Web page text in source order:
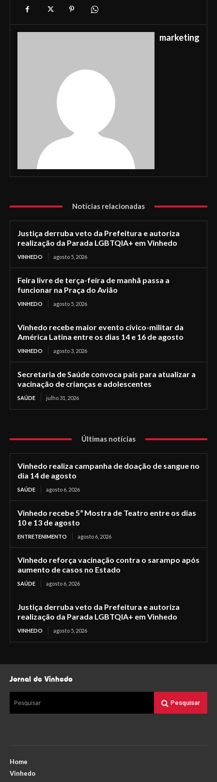
marketing
Notícias relacionadas
Justiça derruba veto da Prefeitura e autoriza
realização da Parada LGBTQIA+ em Vinhedo
VINHEDO agosto 5, 2026
Feira livre de terça-feira de manhã passa a
funcionar na Praça do Avião
VINHEDO agosto 5, 2026
Vinhedo recebe maior evento cívico-militar da
América Latina entre os dias 14 e 16 de agosto
VINHEDO agosto 3, 2026
Secretaria de Saúde convoca pais para atualizar a
vacinação de crianças e adolescentes
SAÚDE julho 31, 2026
Últimas notícias
Vinhedo realiza campanha de doação de sangue no
dia 14 de agosto
SAÚDE agosto 6, 2026
Vinhedo recebe 5ª Mostra de Teatro entre os dias
10 e 13 de agosto
ENTRETENIMENTO agosto 6, 2026
Vinhedo reforça vacinação contra o sarampo após
aumento de casos no Estado
SAÚDE agosto 6, 2026
Justiça derruba veto da Prefeitura e autoriza
realização da Parada LGBTQIA+ em Vinhedo
VINHEDO agosto 5, 2026
Jornal de Vinhedo
Pesquisar Pesquisar
Home
Vinhedo